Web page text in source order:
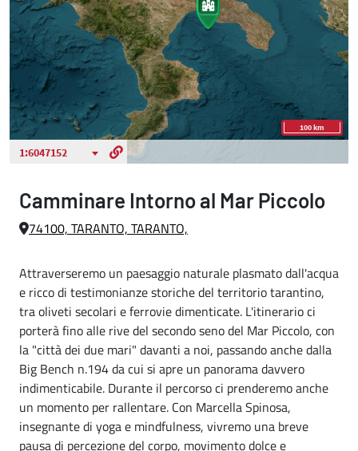
Camminare Intorno al Mar Piccolo
74100, TARANTO, TARANTO,
Attraverseremo un paesaggio naturale plasmato dall'acqua
e ricco di testimonianze storiche del territorio tarantino,
tra oliveti secolari e ferrovie dimenticate. L'itinerario ci
porterà fino alle rive del secondo seno del Mar Piccolo, con
la "città dei due mari" davanti a noi, passando anche dalla
Big Bench n.194 da cui si apre un panorama davvero
indimenticabile. Durante il percorso ci prenderemo anche
un momento per rallentare. Con Marcella Spinosa,
insegnante di yoga e mindfulness, vivremo una breve
pausa di percezione del corpo, movimento dolce e